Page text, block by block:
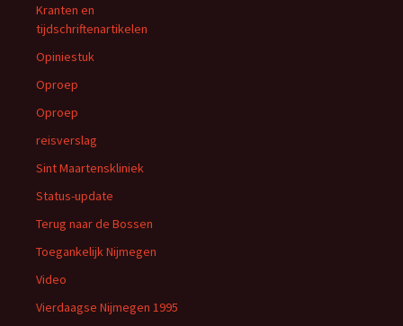
Kranten en
tijdschriftenartikelen
Opiniestuk
Oproep
Oproep
reisverslag
Sint Maartenskliniek
Status-update
Terug naar de Bossen
Toegankelijk Nijmegen
Video
Vierdaagse Nijmegen 1995